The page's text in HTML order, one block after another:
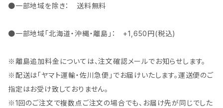
●一部地域を除き： 送料無料
●一部地域「北海道・沖縄・離島」： +1,650円(税込)
※離島追加料金については、注文確認メールでお知らせします。
※配送は「ヤマト運輸・佐川急便」でお届けいたします。運送便のご
指定はお受け致しておりません。
※1回のご注文で複数点ご注文の場合でも、お届け先が同じでした